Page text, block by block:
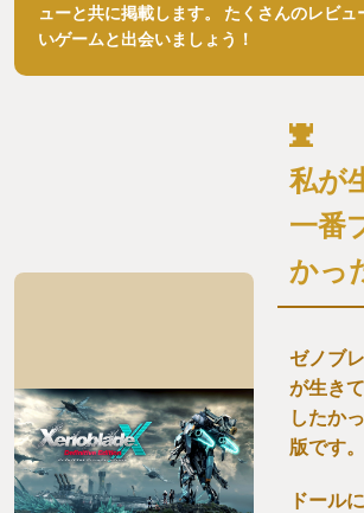
ューと共に掲載します。 たくさんのレビュ
いゲームと出会いましょう！
私が
一番
かっ
ゼノブ
が生き
したか
版です。
ドール